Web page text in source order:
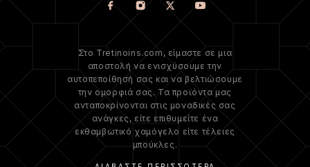
Στο Tretinoins.com, είμαστε σε μια
αποστολή να ενισχύσουμε την
αυτοπεποίθησή σας και να βελτιώσουμε
την ομορφιά σας. Τα προϊόντα μας
ανταποκρίνονται στις μοναδικές σας
ανάγκες, είτε επιθυμείτε ένα
εκθαμβωτικό χαμόγελο είτε τέλειες
μπούκλες.